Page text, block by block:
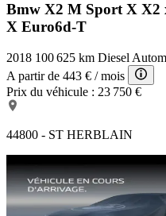
Bmw X2 M Sport X X2
X Euro6d-T
2018 100 625 km Diesel
A partir de 443 € / mois
Prix du véhicule : 23 750 €
44800 - ST HERBLAIN